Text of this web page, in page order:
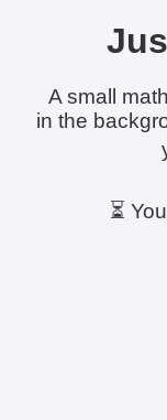
A small
in the
⏳